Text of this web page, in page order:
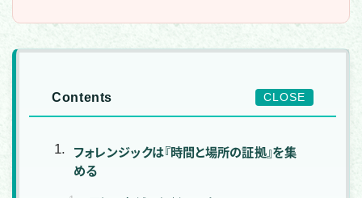
CLOSE
Contents
フォレンジックは『時間と場所の証拠』を集
める